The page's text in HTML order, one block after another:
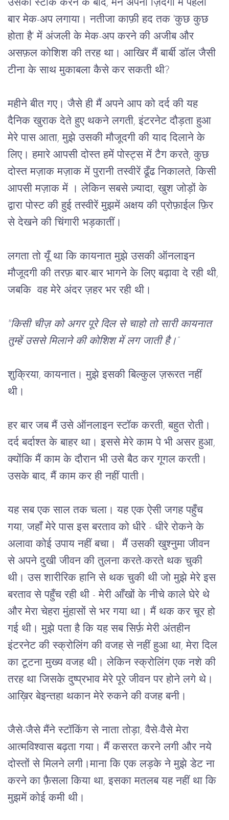
उसको स्टॉक करने के बाद, मैंने अपनी ज़िंदगी में पहली
बार मेक-अप लगाया। नतीजा काफ़ी हद तक 'कुछ कुछ
होता है' में अंजली के मेक-अप करने की अजीब और
असफ़ल कोशिश की तरह था। आखिर मैं बार्बी डॉल जैसी
टीना के साथ मुकाबला कैसे कर सकती थी?
महीने बीत गए। जैसे ही मैं अपने आप को दर्द की यह
दैनिक खुराक देते हुए थकने लगती, इंटरनेट दौड़ता हुआ
मेरे पास आता, मुझे उसकी मौजूदगी की याद दिलाने के
लिए। हमारे आपसी दोस्त हमें पोस्ट्स में टैग करते, कुछ
दोस्त मज़ाक मज़ाक में पुरानी तस्वीरें ढूँढ निकालते, किसी
आपसी मज़ाक में । लेकिन सबसे ज़्यादा, खुश जोड़ों के
द्वारा पोस्ट की हुई तस्वीरें मुझमें अक्षय की प्रोफ़ाईल फ़िर
से देखने की चिंगारी भड़कातीं।
लगता तो यूँ था कि कायनात मुझे उसकी ऑनलाइन
मौजूदगी की तरफ़ बार-बार भागने के लिए बढ़ावा दे रही थी,
जबकि  वह मेरे अंदर ज़हर भर रही थी।
"किसी चीज़ को अगर पूरे दिल से चाहो तो सारी कायनात
तुम्हें उससे मिलाने की कोशिश में लग जाती है।”
शुक्रिया, कायनात। मुझे इसकी बिल्कुल ज़रूरत नहीं
थी।
हर बार जब मैं उसे ऑनलाइन स्टॉक करती, बहुत रोती।
दर्द बर्दाश्त के बाहर था। इससे मेरे काम पे भी असर हुआ,
क्योंकि मैं काम के दौरान भी उसे बैठ कर गूगल करती।
उसके बाद, मैं काम कर ही नहीं पाती।
यह सब एक साल तक चला। यह एक ऐसी जगह पहुँच
गया, जहाँ मेरे पास इस बरताव को धीरे - धीरे रोकने के
अलावा कोई उपाय नहीं बचा।  मैं उसकी खुश्नुमा जीवन
से अपने दुखी जीवन की तुलना करते-करते थक चुकी
थी। उस शारीरिक हानि से थक चुकी थी जो मुझे मेरे इस
बरताव से पहुँच रही थी - मेरी आँखों के नीचे काले घेरे थे
और मेरा चेहरा मुंहासों से भर गया था। मैं थक कर चूर हो
गई थी। मुझे पता है कि यह सब सिर्फ़ मेरी अंतहीन
इंटरनेट की स्क्रोलिंग की वजह से नहीं हुआ था, मेरा दिल
का टूटना मुख्य वजह थी। लेकिन स्क्रोलिंग एक नशे की
तरह था जिसके दुष्प्रभाव मेरे पूरे जीवन पर होने लगे थे।
आख़िर बेइन्तहा थकान मेरे रुकने की वजह बनी।
जैसे-जैसे मैंने स्टॉकिंग से नाता तोड़ा, वैसे-वैसे मेरा
आत्मविश्वास बढ़ता गया। मैं कसरत करने लगी और नये
दोस्तों से मिलने लगी।माना कि एक लड़के ने मुझे डेट ना
करने का फ़ैसला किया था, इसका मतलब यह नहीं था कि
मुझमें कोई कमी थी।